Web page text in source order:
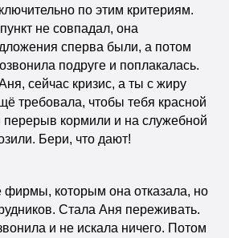
по этим критериям.
не совпадал, она
сперва были, а потом
подруге и поплакалась.
сейчас кризис, а ты с жиру
требовала, чтобы тебя красной
кормили и на служебной
Бери, что дают!
фирмы, которым она отказала, но
Стала Аня переживать.
и не искала ничего. Потом